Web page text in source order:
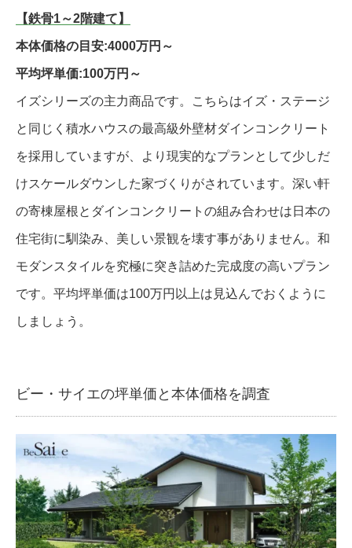
【鉄骨1～2階建て】
本体価格の目安:4000万円～
平均坪単価:100万円～
イズシリーズの主力商品です。こちらはイズ・ステージ
と同じく積水ハウスの最高級外壁材ダインコンクリート
を採用していますが、より現実的なプランとして少しだ
けスケールダウンした家づくりがされています。深い軒
の寄棟屋根とダインコンクリートの組み合わせは日本の
住宅街に馴染み、美しい景観を壊す事がありません。和
モダンスタイルを究極に突き詰めた完成度の高いプラン
です。平均坪単価は100万円以上は見込んでおくように
しましょう。
ビー・サイエの坪単価と本体価格を調査